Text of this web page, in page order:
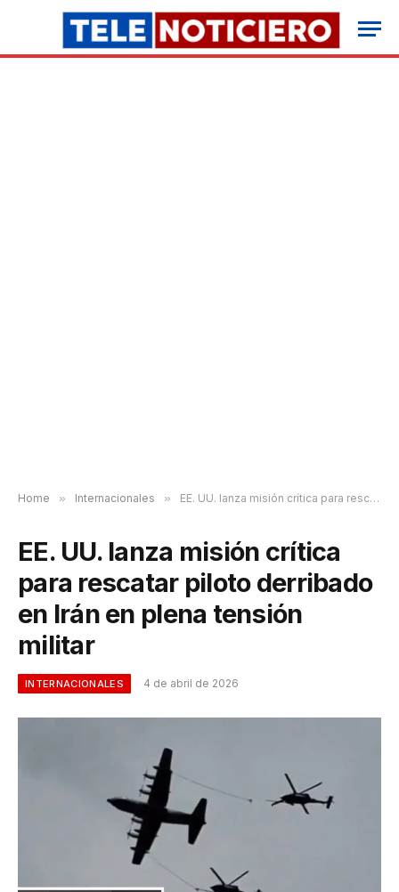
Home » Internacionales » EE. UU. lanza misión crítica para rescatar piloto derribado en Irán en plena tensión militar
EE. UU. lanza misión crítica
para rescatar piloto derribado
en Irán en plena tensión
militar
INTERNACIONALES 4 de abril de 2026